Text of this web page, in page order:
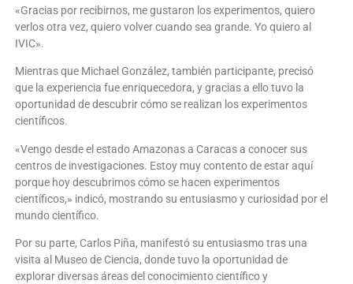
«Gracias por recibirnos, me gustaron los experimentos, quiero
verlos otra vez, quiero volver cuando sea grande. Yo quiero al
IVIC».
Mientras que Michael González, también participante, precisó
que la experiencia fue enriquecedora, y gracias a ello tuvo la
oportunidad de descubrir cómo se realizan los experimentos
científicos.
«Vengo desde el estado Amazonas a Caracas a conocer sus
centros de investigaciones. Estoy muy contento de estar aquí
porque hoy descubrimos cómo se hacen experimentos
científicos,» indicó, mostrando su entusiasmo y curiosidad por el
mundo científico.
Por su parte, Carlos Piña, manifestó su entusiasmo tras una
visita al Museo de Ciencia, donde tuvo la oportunidad de
explorar diversas áreas del conocimiento científico y